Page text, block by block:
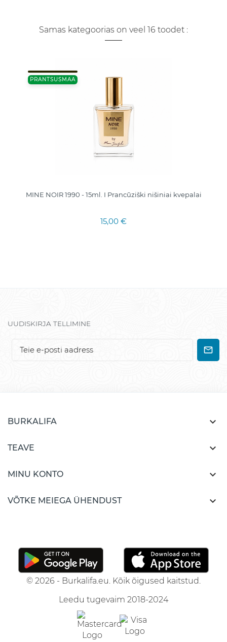
Samas kategoorias on veel 16 toodet :
PRANTSUSMAA
MINE NOIR 1990 - 15ml. I Prancūziški nišiniai kvepalai
15,00 €
UUDISKIRJA TELLIMINE
BURKALIFA 
TEAVE 
MINU KONTO 
VÕTKE MEIEGA ÜHENDUST 
© 2026 - Burkalifa.eu. Kõik õigused kaitstud.
Leedu tugevaim 2018-2024